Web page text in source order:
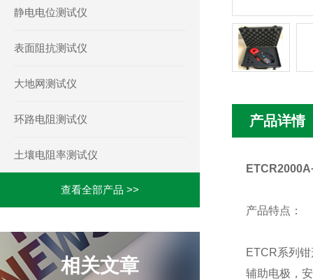
静电电位测试仪
表面阻抗测试仪
大地网测试仪
环路电阻测试仪
土壤电阻率测试仪
查看全部产品 >>
相关文章
产品详情
产品特点：
ETCR系列
辅助电极，